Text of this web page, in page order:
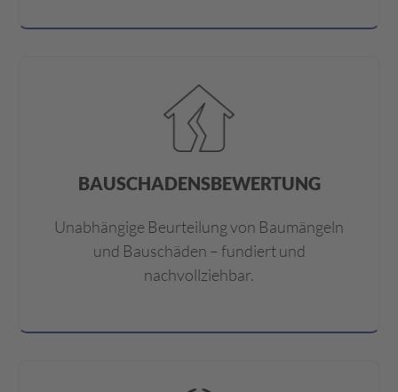
BAUSCHADENSBEWERTUNG
Unabhängige Beurteilung von Baumängeln
und Bauschäden – fundiert und
nachvollziehbar.